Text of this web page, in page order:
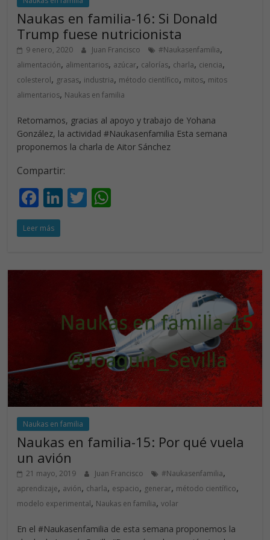
Naukas en familia-16: Si Donald
Trump fuese nutricionista
9 enero, 2020 Juan Francisco #Naukasenfamilia,
alimentación, alimentarios, azúcar, calorías, charla, ciencia,
colesterol, grasas, industria, método científico, mitos, mitos
alimentarios, Naukas en familia
Retomamos, gracias al apoyo y trabajo de Yohana
González, la actividad #Naukasenfamilia Esta semana
proponemos la charla de Aitor Sánchez
Compartir:
F
ac
e
o
Li
n
dI
T
w
A
p
Leer más
Naukas en familia
Naukas en familia-15: Por qué vuela
un avión
21 mayo, 2019 Juan Francisco #Naukasenfamilia,
aprendizaje, avión, charla, espacio, generar, método científico,
modelo experimental, Naukas en familia,volar
En el #Naukasenfamilia de esta semana proponemos la